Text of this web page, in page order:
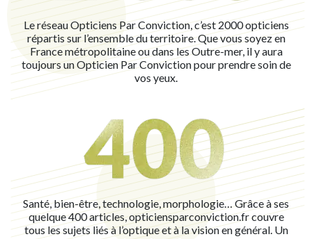
Le réseau Opticiens Par Conviction, c’est 2000 opticiens
répartis sur l’ensemble du territoire. Que vous soyez en
France métropolitaine ou dans les Outre-mer, il y aura
toujours un Opticien Par Conviction pour prendre soin de
vos yeux.
Santé, bien-être, technologie, morphologie… Grâce à ses
quelque 400 articles, opticiensparconviction.fr couvre
tous les sujets liés à l’optique et à la vision en général. Un